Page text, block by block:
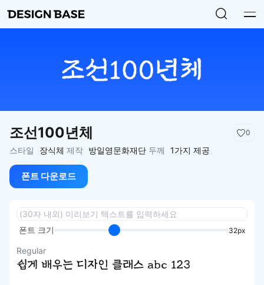
조선100년체 0
스타일 장식체 제작 방일영문화재단 두께 1가지 제공
폰트 다운로드
폰트 크기 32px
Regular
쉽게 배우는 디자인 클래스 abc 123